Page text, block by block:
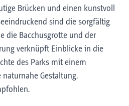
Brücken und einen kunstvoll
sind die sorgfältig
die Bacchusgrotte und der
verknüpft Einblicke in die
des Parks mit einem
naturnahe Gestaltung.